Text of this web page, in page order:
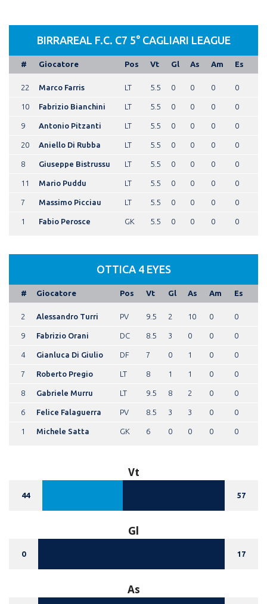
BIRRAREAL F.C. C7 5° CAGLIARI LEAGUE
# Giocatore Pos Vt Gl As Am Es
22 Marco Farris LT 5.5 0 0 0 0
10 Fabrizio Bianchini LT 5.5 0 0 0 0
9 Antonio Pitzanti LT 5.5 0 0 0 0
20 Aniello Di Rubba LT 5.5 0 0 0 0
8 Giuseppe Bistrussu LT 5.5 0 0 0 0
11 Mario Puddu LT 5.5 0 0 0 0
7 Massimo Picciau LT 5.5 0 0 0 0
1 Fabio Perosce GK 5.5 0 0 0 0
OTTICA 4 EYES
# Giocatore Pos Vt Gl As Am Es
2 Alessandro Turri PV 9.5 2 10 0 0
9 Fabrizio Orani DC 8.5 3 0 0 0
4 Gianluca Di Giulio DF 7 0 1 0 0
7 Roberto Pregio LT 8 1 1 0 0
8 Gabriele Murru LT 9.5 8 2 0 0
6 Felice Falaguerra PV 8.5 3 3 0 0
1 Michele Satta GK 6 0 0 0 0
Vt
44 57
Gl
0 17
As